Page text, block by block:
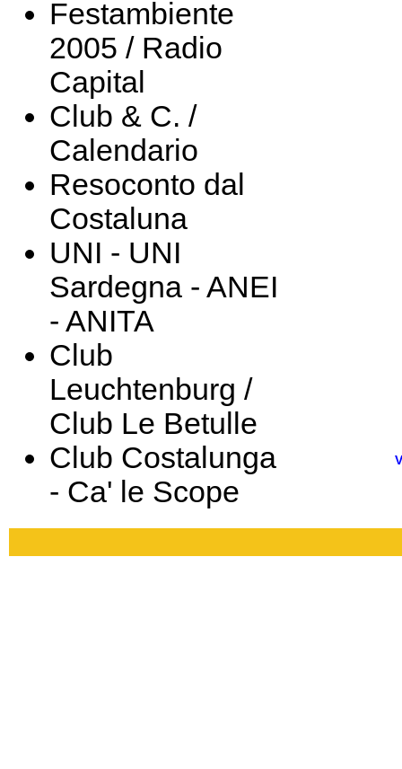
Festambiente
2005 / Radio
Capital
Club & C. /
Calendario
Resoconto dal
Costaluna
UNI - UNI
Sardegna - ANEI
- ANITA
Club
Leuchtenburg /
Club Le Betulle
Club Costalunga
- Ca' le Scope